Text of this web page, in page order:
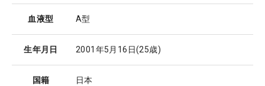
血液型 A型
生年月日 2001年5月16日(25歳)
国籍 日本